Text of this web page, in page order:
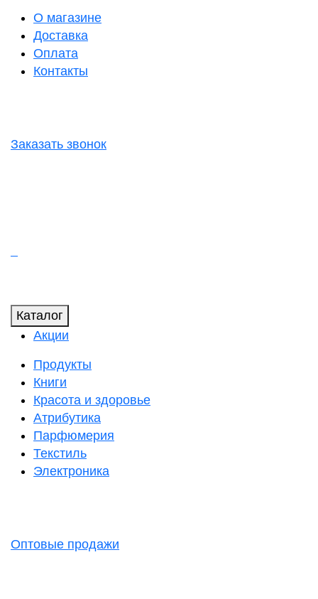
О магазине
Доставка
Оплата
Контакты
Заказать звонок
Каталог
Акции
Продукты
Книги
Красота и здоровье
Атрибутика
Парфюмерия
Текстиль
Электроника
Оптовые продажи